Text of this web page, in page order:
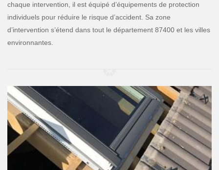
chaque intervention, il est équipé d’équipements de protection
individuels pour réduire le risque d’accident. Sa zone
d’intervention s’étend dans tout le département 87400 et les villes
environnantes.